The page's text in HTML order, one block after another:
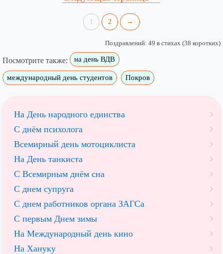
1 2 →
Поздравлений: 49 в стихах (38 коротких)
Посмотрите также: на день ВДВ
международный день студентов Покров
На День народного единства
С днём психолога
Всемирный день мотоциклиста
На День танкиста
С Всемирным днём сна
С днем супруга
С днем работников органа ЗАГСа
С первым Днем зимы
На Международный день кино
На Хануку